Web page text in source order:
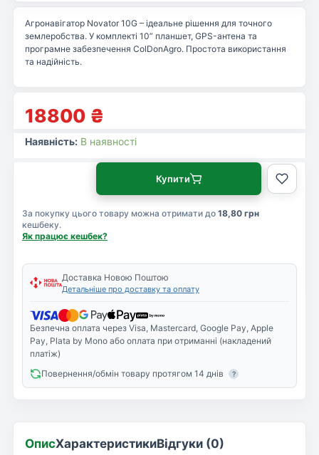
18800 ₴
Агронавігатор Novator 10G – ідеальне рішення для точного
землеробства. У комплекті 10” планшет, GPS-антена та
програмне забезпечення ColDonAgro. Простота використання
та надійність.
Наявність: В наявності
За покупку цього товару можна отримати до 18,80 грн
кешбеку.
Як працює кешбек?
Купити
Доставка Новою Поштою
Детальніше про доставку та оплату
Безпечна оплата через Visa, Mastercard, Google Pay, Apple
Pay, Plata by Mono або оплата при отриманні (накладений
платіж)
Повернення/обмін товару протягом 14 днів
?
ОписХарактеристикиВідгуки (0)